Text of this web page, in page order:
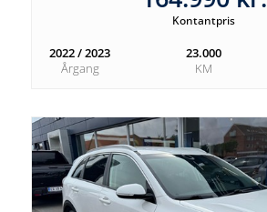
Kontantpris
2022 / 2023
Årgang
23.000
KM